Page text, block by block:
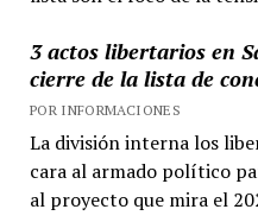
3 actos libertarios en
cierre de la lista de
POR INFORMACIONES
La división interna los
cara al armado político
al proyecto que mira el